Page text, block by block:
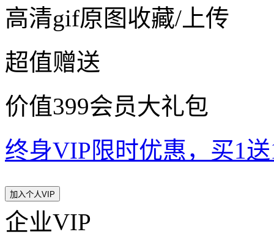
高清gif原图收藏/上传
超值赠送
价值399会员大礼包
终身VIP限时优惠，买1
加入个人VIP
企业VIP